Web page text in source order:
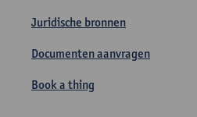
Juridische bronnen
Documenten aanvragen
Book a thing